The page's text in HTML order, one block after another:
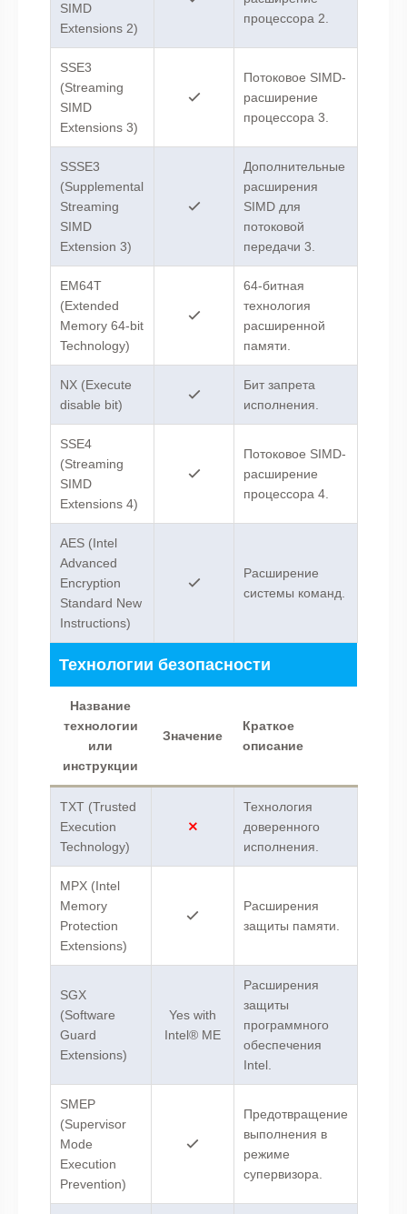
SIMD
Extensions 2)
процессора 2.
SSE3
(Streaming
SIMD
Extensions 3)
Потоковое SIMD-
расширение
процессора 3.
SSSE3
(Supplemental
Streaming
SIMD
Extension 3)
Дополнительные
расширения
SIMD для
потоковой
передачи 3.
EM64T
(Extended
Memory 64-bit
Technology)
64-битная
технология
расширенной
памяти.
NX (Execute
disable bit)
Бит запрета
исполнения.
SSE4
(Streaming
SIMD
Extensions 4)
Потоковое SIMD-
расширение
процессора 4.
AES (Intel
Advanced
Encryption
Standard New
Instructions)
Расширение
системы команд.
Технологии безопасности
Название
технологии
или
инструкции
Значение
Краткое
описание
TXT (Trusted
Execution
Technology)
Технология
доверенного
исполнения.
MPX (Intel
Memory
Protection
Extensions)
Расширения
защиты памяти.
SGX
(Software
Guard
Extensions)
Yes with
Intel® ME
Расширения
защиты
программного
обеспечения
Intel.
SMEP
(Supervisor
Mode
Execution
Prevention)
Предотвращение
выполнения в
режиме
супервизора.